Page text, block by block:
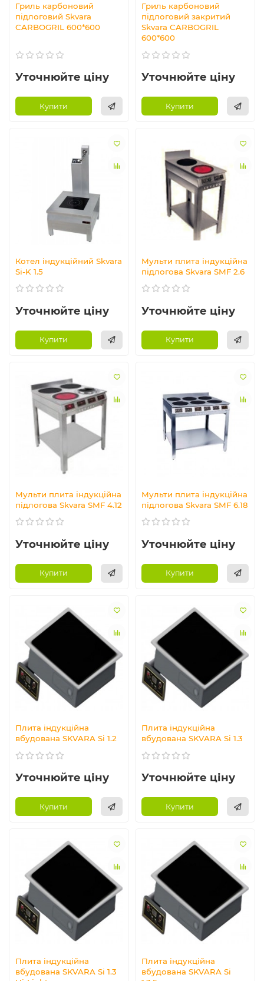
Гриль карбоновий
підлоговий Skvara
CARBOGRIL 600*600
Уточнюйте ціну
Купити
Гриль карбоновий
підлоговий закритий
Skvara CARBOGRIL
600*600
Уточнюйте ціну
Купити
Котел індукційний Skvara
Si-K 1.5
Уточнюйте ціну
Купити
Мульти плита індукційна
підлогова Skvara SMF 2.6
Уточнюйте ціну
Купити
Мульти плита індукційна
підлогова Skvara SMF 4.12
Уточнюйте ціну
Купити
Мульти плита індукційна
підлогова Skvara SMF 6.18
Уточнюйте ціну
Купити
Плита індукційна
вбудована SKVARA Si 1.2
Уточнюйте ціну
Купити
Плита індукційна
вбудована SKVARA Si 1.3
Уточнюйте ціну
Купити
Плита індукційна
вбудована SKVARA Si 1.3
Плита індукційна
вбудована SKVARA Si